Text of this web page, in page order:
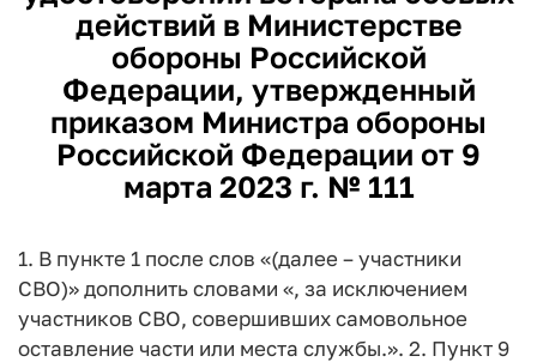
действий в Министерстве
обороны Российской
Федерации, утвержденный
приказом Министра обороны
Российской Федерации от 9
марта 2023 г. № 111
1. В пункте 1 после слов «(далее – участники
СВО)» дополнить словами «, за исключением
участников СВО, совершивших самовольное
оставление части или места службы.». 2. Пункт 9